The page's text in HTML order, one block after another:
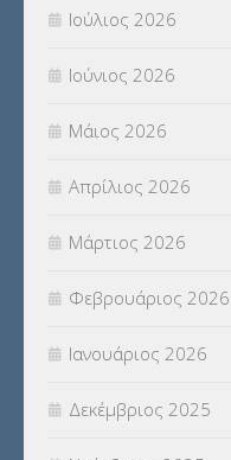
(18)
ΣΥΝΤΑΞΕΙΣ(12)
ΣΧΟΛΙΚΟΙ ΣΥΜΒΟΥΛΟΙ
ΥΠΕΡΑΡΙΘΜΟΙ(1)
Ιούλιος 2026
Ιούνιος 2026
Μάιος 2026
Απρίλιος 2026
Μάρτιος 2026
Φεβρουάριος 2026
Ιανουάριος 2026
Δεκέμβριος 2025